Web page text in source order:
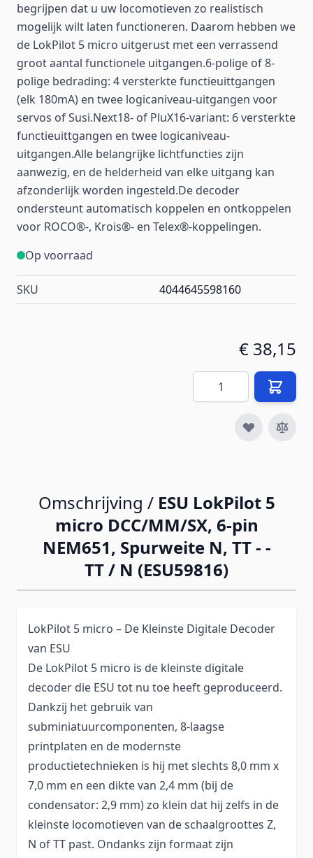
begrijpen dat u uw locomotieven zo realistisch
mogelijk wilt laten functioneren. Daarom hebben we
de LokPilot 5 micro uitgerust met een verrassend
groot aantal functionele uitgangen.6-polige of 8-
polige bedrading: 4 versterkte functieuittgangen
(elk 180mA) en twee logicaniveau-uitgangen voor
servos of Susi.Next18- of PluX16-variant: 6 versterkte
functieuittgangen en twee logicaniveau-
uitgangen.Alle belangrijke lichtfuncties zijn
aanwezig, en de helderheid van elke uitgang kan
afzonderlijk worden ingesteld.De decoder
ondersteunt automatisch koppelen en ontkoppelen
voor ROCO®-, Krois®- en Telex®-koppelingen.
Op voorraad
SKU 4044645598160
€ 38,15
Aantal
Omschrijving / ESU LokPilot 5
micro DCC/MM/SX, 6-pin
NEM651, Spurweite N, TT - -
TT / N (ESU59816)
LokPilot 5 micro – De Kleinste Digitale Decoder
van ESU
De LokPilot 5 micro is de kleinste digitale
decoder die ESU tot nu toe heeft geproduceerd.
Dankzij het gebruik van
subminiatuurcomponenten, 8-laagse
printplaten en de modernste
productietechnieken is hij met slechts 8,0 mm x
7,0 mm en een dikte van 2,4 mm (bij de
condensator: 2,9 mm) zo klein dat hij zelfs in de
kleinste locomotieven van de schaalgroottes Z,
N of TT past. Ondanks zijn formaat zijn